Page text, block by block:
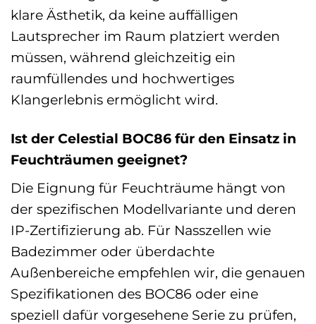
klare Ästhetik, da keine auffälligen
Lautsprecher im Raum platziert werden
müssen, während gleichzeitig ein
raumfüllendes und hochwertiges
Klangerlebnis ermöglicht wird.
Ist der Celestial BOC86 für den Einsatz in
Feuchträumen geeignet?
Die Eignung für Feuchträume hängt von
der spezifischen Modellvariante und deren
IP-Zertifizierung ab. Für Nasszellen wie
Badezimmer oder überdachte
Außenbereiche empfehlen wir, die genauen
Spezifikationen des BOC86 oder eine
speziell dafür vorgesehene Serie zu prüfen,